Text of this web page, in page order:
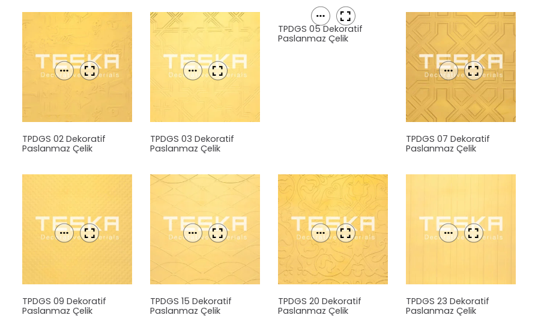
TPDGS 02 Dekoratif
Paslanmaz Çelik
TPDGS 03 Dekoratif
Paslanmaz Çelik
TPDGS 05 Dekoratif
Paslanmaz Çelik
TPDGS 07 Dekoratif
Paslanmaz Çelik
TPDGS 09 Dekoratif
Paslanmaz Çelik
TPDGS 15 Dekoratif
Paslanmaz Çelik
TPDGS 20 Dekoratif
Paslanmaz Çelik
TPDGS 23 Dekoratif
Paslanmaz Çelik